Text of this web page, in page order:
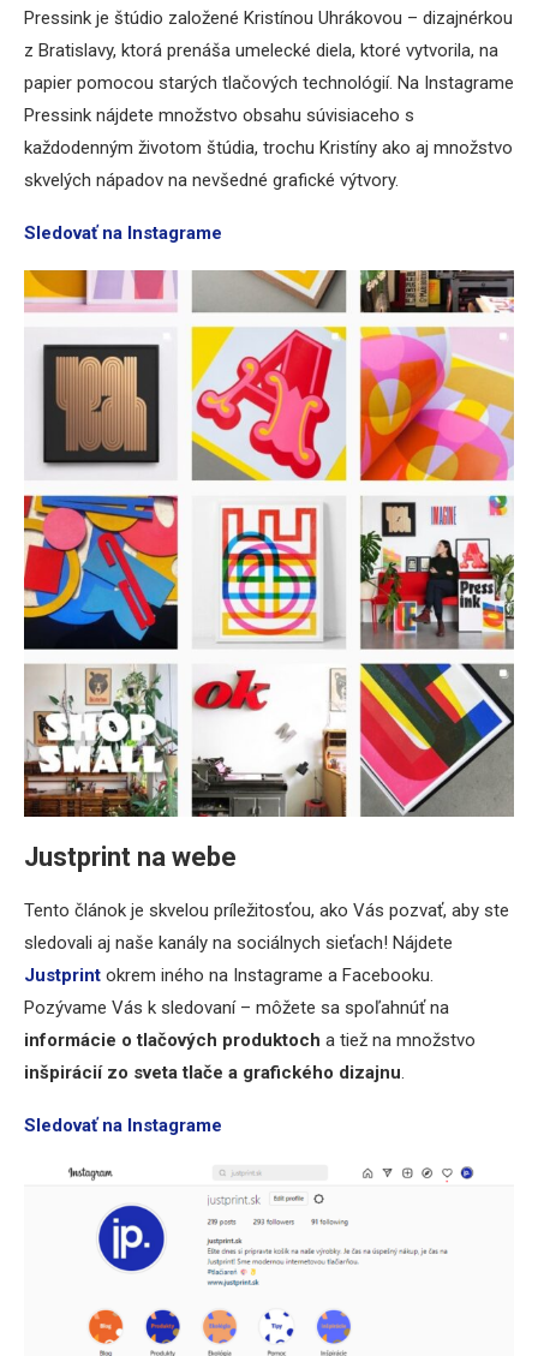
Pressink je štúdio založené Kristínou Uhrákovou – dizajnérkou
z Bratislavy, ktorá prenáša umelecké diela, ktoré vytvorila, na
papier pomocou starých tlačových technológií. Na Instagrame
Pressink nájdete množstvo obsahu súvisiaceho s
každodenným životom štúdia, trochu Kristíny ako aj množstvo
skvelých nápadov na nevšedné grafické výtvory.
Sledovať na Instagrame
Justprint na webe
Tento článok je skvelou príležitosťou, ako Vás pozvať, aby ste
sledovali aj naše kanály na sociálnych sieťach! Nájdete
Justprint okrem iného na Instagrame a Facebooku.
Pozývame Vás k sledovaní – môžete sa spoľahnúť na
informácie o tlačových produktoch a tiež na množstvo
inšpirácií zo sveta tlače a grafického dizajnu.
Sledovať na Instagrame